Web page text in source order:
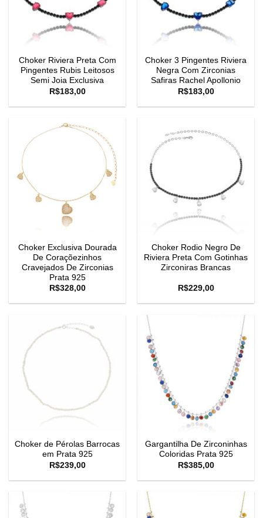
Choker Riviera Preta Com
Pingentes Rubis Leitosos
Semi Joia Exclusiva
R$183,00
Choker 3 Pingentes Riviera
Negra Com Zirconias
Safiras Rachel Apollonio
R$183,00
Choker Exclusiva Dourada
De Coraçõezinhos
Cravejados De Zirconias
Prata 925
R$328,00
Choker Rodio Negro De
Riviera Preta Com Gotinhas
Zirconiras Brancas
R$229,00
Choker de Pérolas Barrocas
em Prata 925
R$239,00
Gargantilha De Zirconinhas
Coloridas Prata 925
R$385,00